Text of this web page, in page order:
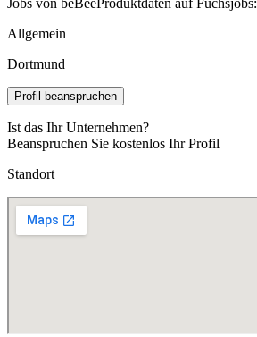
Allgemein
Dortmund
Profil beanspruchen
Ist das Ihr Unternehmen?
Beanspruchen Sie kostenlos Ihr Profil
Standort